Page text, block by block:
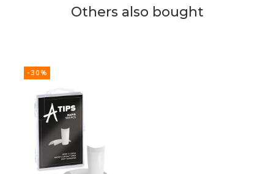
Others also bought
-30%